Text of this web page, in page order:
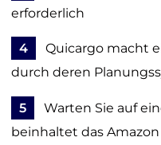
erforderlich
4
Quicargo macht
durch deren
5
Warten Sie auf
beinhaltet das